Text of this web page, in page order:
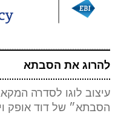
להרוג את הסבתא
עיצוב לוגו לסדרה
הסבתא״ של דוד אופק